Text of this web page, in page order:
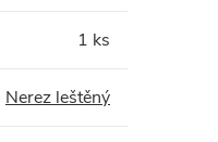
1 ks
Nerez leštěný